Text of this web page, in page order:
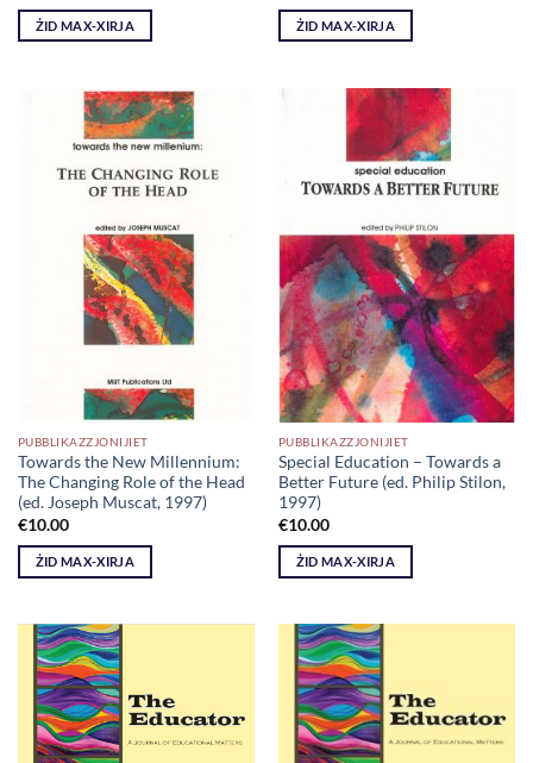
ŻID MAX-XIRJA ŻID MAX-XIRJA
PUBBLIKAZZJONIJIET
Towards the New Millennium:
The Changing Role of the Head
(ed. Joseph Muscat, 1997)
€10.00
ŻID MAX-XIRJA
PUBBLIKAZZJONIJIET
Special Education – Towards a
Better Future (ed. Philip Stilon,
1997)
€10.00
ŻID MAX-XIRJA